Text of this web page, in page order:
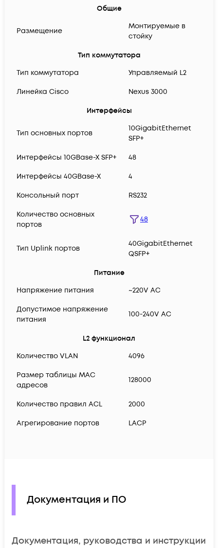
Общие
Размещение
Монтируемые в
стойку
Тип коммутатора
Тип коммутатора
Управляемый L2
Линейка Cisco Nexus 3000
Интерфейсы
Тип основных портов
10GigabitEthernet
SFP+
Интерфейсы 10GBase-X SFP+ 48
Интерфейсы 40GBase-X 4
Консольный порт RS232
Количество основных
портов
48
Тип Uplink портов
40GigabitEthernet
QSFP+
Питание
Напряжение питания
~220V AC
Допустимое напряжение
питания
100-240V AC
L2 функционал
Количество VLAN
4096
Размер таблицы MAC
адресов
128000
Количество правил ACL 2000
Агрегирование портов LACP
Документация и ПО
Документация, руководства и инструкции